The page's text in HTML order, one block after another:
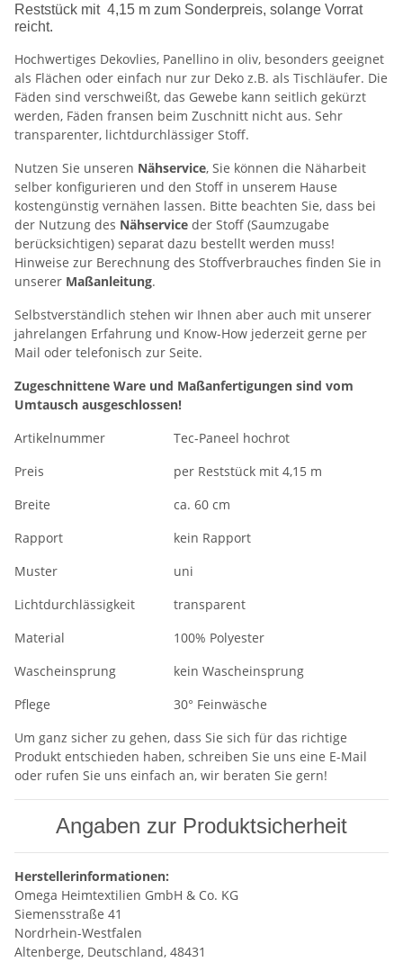
Reststück mit 4,15 m zum Sonderpreis, solange Vorrat
reicht.
Hochwertiges Dekovlies, Panellino in oliv, besonders geeignet
als Flächen oder einfach nur zur Deko z.B. als Tischläufer. Die
Fäden sind verschweißt, das Gewebe kann seitlich gekürzt
werden, Fäden fransen beim Zuschnitt nicht aus. Sehr
transparenter, lichtdurchlässiger Stoff.
Nutzen Sie unseren Nähservice, Sie können die Näharbeit
selber konfigurieren und den Stoff in unserem Hause
kostengünstig vernähen lassen. Bitte beachten Sie, dass bei
der Nutzung des Nähservice der Stoff (Saumzugabe
berücksichtigen) separat dazu bestellt werden muss!
Hinweise zur Berechnung des Stoffverbrauches finden Sie in
unserer Maßanleitung.
Selbstverständlich stehen wir Ihnen aber auch mit unserer
jahrelangen Erfahrung und Know-How jederzeit gerne per
Mail oder telefonisch zur Seite.
Zugeschnittene Ware und Maßanfertigungen sind vom
Umtausch ausgeschlossen!
Artikelnummer
Tec-Paneel hochrot
Preis
per Reststück mit 4,15 m
Breite
ca. 60 cm
Rapport
kein Rapport
Muster
uni
Lichtdurchlässigkeit
transparent
Material
100% Polyester
Wascheinsprung
kein Wascheinsprung
Pflege
30° Feinwäsche
Um ganz sicher zu gehen, dass Sie sich für das richtige
Produkt entschieden haben, schreiben Sie uns eine E-Mail
oder rufen Sie uns einfach an, wir beraten Sie gern!
Angaben zur Produktsicherheit
Herstellerinformationen:
Omega Heimtextilien GmbH & Co. KG
Siemensstraße 41
Nordrhein-Westfalen
Altenberge, Deutschland, 48431